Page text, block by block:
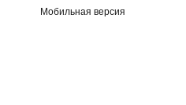
Мобильная версия